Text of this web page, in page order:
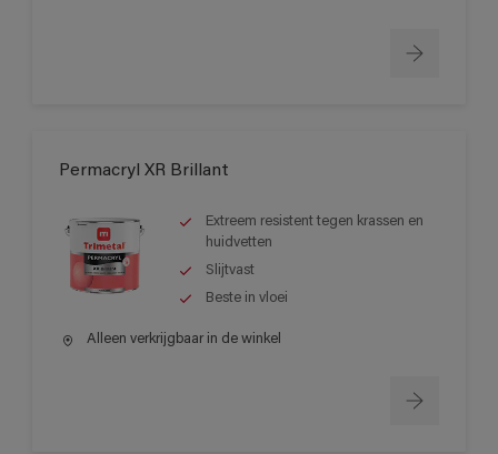
Permacryl XR Brillant
Extreem resistent tegen krassen en
huidvetten
Slijtvast
Beste in vloei
Alleen verkrijgbaar in de winkel